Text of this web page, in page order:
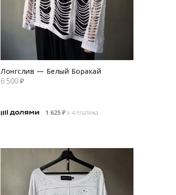
Лонгслив — Белый Боракай
6 500₽
1 625₽х 4 платежа